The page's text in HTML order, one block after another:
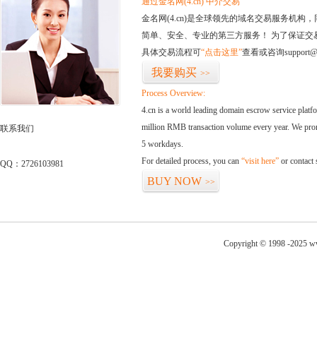
联系我们
QQ：2726103981
金名网(4.cn)是全球领先的域名交易服务机构
简单、安全、专业的第三方服务！ 为了保证
具体交易流程可“点击这里”查看或咨询
我要购买 >>
Process Overview:
4.cn is a world leading domain escrow service
million RMB transaction volume every year. We
5 workdays.
For detailed process, you can “visit here” or contact
BUY NOW >>
Copyright © 1998 -2025